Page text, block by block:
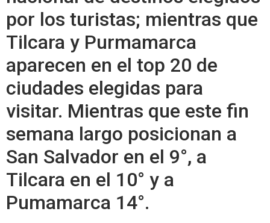
por los turistas; mientras que
Tilcara y Purmamarca
aparecen en el top 20 de
ciudades elegidas para
visitar. Mientras que este fin
semana largo posicionan a
San Salvador en el 9°, a
Tilcara en el 10° y a
Pumamarca 14°.